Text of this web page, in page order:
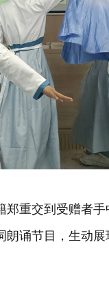
重交到受赠者手
朗诵节目，生动展